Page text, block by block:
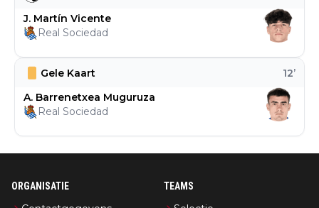
Gele Kaart 12’
A. Barrenetxea Muguruza
Real Sociedad
J. Martín Vicente
Real Sociedad
ORGANISATIE TEAMS